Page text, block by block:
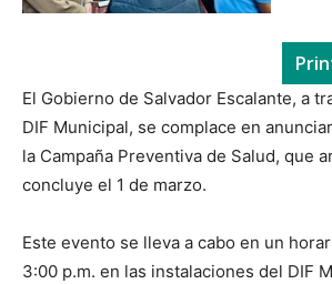
El Gobierno de Salvador Escalante, a
DIF Municipal, se complace en
la Campaña Preventiva de Salud, que
concluye el 1 de marzo.
Este evento se lleva a cabo en un
3:00 p.m. en las instalaciones del DIF